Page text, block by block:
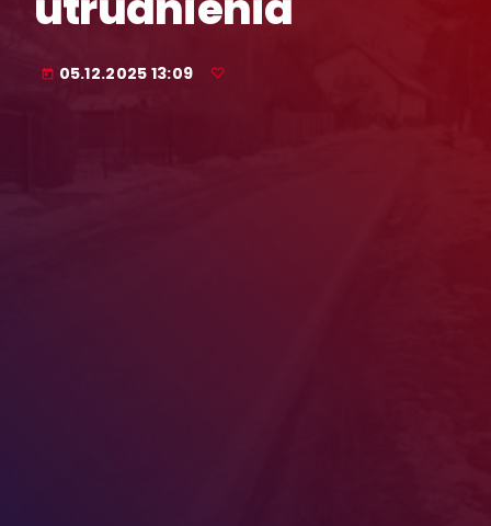
today 05.12.2025 13:09